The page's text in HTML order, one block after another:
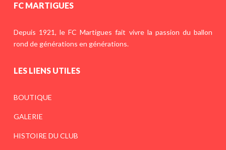
FC MARTIGUES
Depuis 1921, le FC Martigues fait vivre la passion du ballon
rond de générations en générations.
LES LIENS UTILES
BOUTIQUE
GALERIE
HISTOIRE DU CLUB